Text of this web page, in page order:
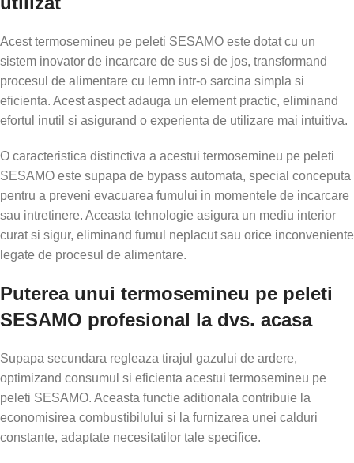
Acest termosemineu pe peleti SESAMO este dotat cu un
sistem inovator de incarcare de sus si de jos, transformand
procesul de alimentare cu lemn intr-o sarcina simpla si
eficienta. Acest aspect adauga un element practic, eliminand
efortul inutil si asigurand o experienta de utilizare mai intuitiva.
O caracteristica distinctiva a acestui termosemineu pe peleti
SESAMO este supapa de bypass automata, special conceputa
pentru a preveni evacuarea fumului in momentele de incarcare
sau intretinere. Aceasta tehnologie asigura un mediu interior
curat si sigur, eliminand fumul neplacut sau orice inconveniente
legate de procesul de alimentare.
Puterea unui termosemineu pe peleti
SESAMO profesional la dvs. acasa
Supapa secundara regleaza tirajul gazului de ardere,
optimizand consumul si eficienta acestui termosemineu pe
peleti SESAMO. Aceasta functie aditionala contribuie la
economisirea combustibilului si la furnizarea unei calduri
constante, adaptate necesitatilor tale specifice.